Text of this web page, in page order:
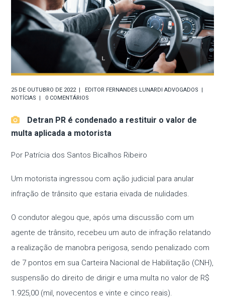
25 DE OUTUBRO DE 2022 EDITOR FERNANDES LUNARDI ADVOGADOS
NOTÍCIAS
0 COMENTÁRIOS
Detran PR é condenado a restituir o valor de
multa aplicada a motorista
Por Patrícia dos Santos Bicalhos Ribeiro
Um motorista ingressou com ação judicial para anular
infração de trânsito que estaria eivada de nulidades.
O condutor alegou que, após uma discussão com um
agente de trânsito, recebeu um auto de infração relatando
a realização de manobra perigosa, sendo penalizado com
de 7 pontos em sua Carteira Nacional de Habilitação (CNH),
suspensão do direito de dirigir e uma multa no valor de R$
1.925,00 (mil, novecentos e vinte e cinco reais).